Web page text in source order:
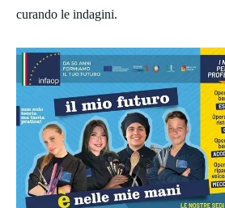
curando le indagini.